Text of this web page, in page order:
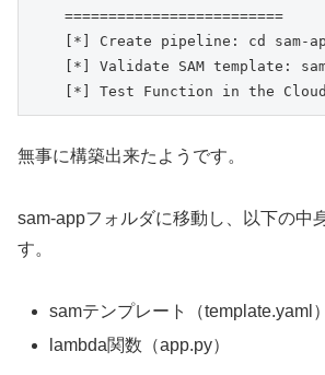
    =========================
[*] Create pipeline: cd sam-
[*] Validate SAM template:
[*] Test Function in the
無事に構築出来たようです。
sam-appフォルダに移動し、以下の中
す。
samテンプレート（template.yaml）
lambda関数（app.py）